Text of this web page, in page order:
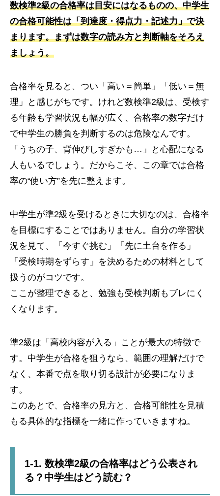
数検準2級の合格率は目安にはなるものの、中学生
の合格可能性は「到達度・得点力・記述力」で決
まります。まずは数字の読み方と判断軸をそろえ
ましょう。
合格率を見ると、つい「高い＝簡単」「低い＝無
理」と感じがちです。けれど数検準2級は、受検す
る年齢も学習状況も幅が広く、合格率の数字だけ
で中学生の勝負を判断するのは危険なんです。
「うちの子、背伸びしすぎかも…」と心配になる
人もいるでしょう。だからこそ、この章では合格
率の“使い方”を先に整えます。
中学生が準2級を受けるときに大切なのは、合格率
を目標にすることではありません。自分の学習状
況を見て、「今すぐ挑む」「先に土台を作る」
「受検時期をずらす」を決めるための材料として
扱うのがコツです。
ここが整理できると、勉強も受検判断もブレにく
くなります。
準2級は「高校内容が入る」ことが最大の特徴で
す。中学生が合格を狙うなら、範囲の理解だけで
なく、本番で点を取り切る設計が必要になりま
す。
このあとで、合格率の見方と、合格可能性を見積
もる具体的な指標を一緒に作っていきますね。
1-1. 数検準2級の合格率はどう公表され
る？中学生はどう読む？